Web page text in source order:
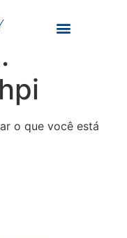
o que você está